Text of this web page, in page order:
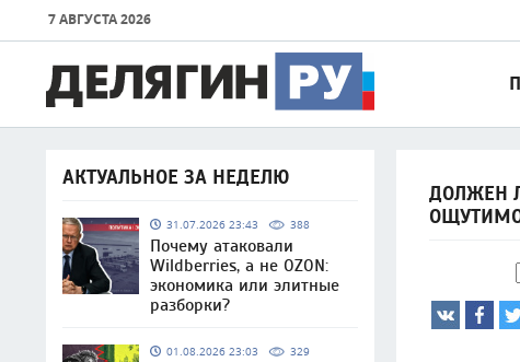
7 АВГУСТА 2026
АКТУАЛЬНОЕ ЗА НЕДЕЛЮ
31.07.2026 23:43 388
Почему атаковали
Wildberries, а не OZON:
экономика или элитные
разборки?
01.08.2026 23:03 329
ДОЛЖЕН